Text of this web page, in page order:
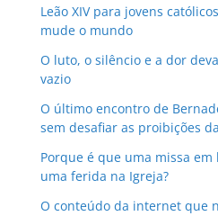
Leão XIV para jovens
mude o mundo
O luto, o silêncio e a dor
vazio
O último encontro de
sem desafiar as proibições
Porque é que uma missa
uma ferida na Igreja?
O conteúdo da internet que